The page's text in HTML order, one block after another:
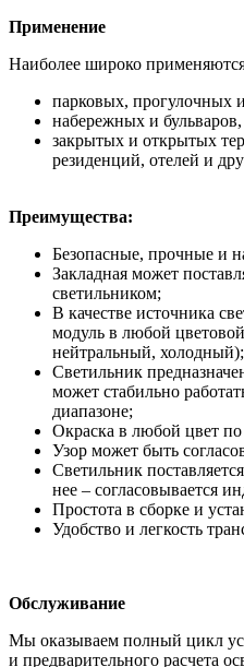
Применение
Наиболее широко
парковых, прогулочных
набережных и бульваров,
закрытых и открытых
резиденций, отелей и
Преимущества:
Безопасные, прочные и
Закладная может
светильником;
В качестве источника
модуль в любой
нейтральный, холодный);
Светильник
может стабильно
диапазоне;
Окраска в любой цвет
Узор может быть
Светильник
нее – согласовывается
Простота в сборке и
Удобство и легкость
Обслуживание
Мы оказываем полный цикл
и предварительного расчета